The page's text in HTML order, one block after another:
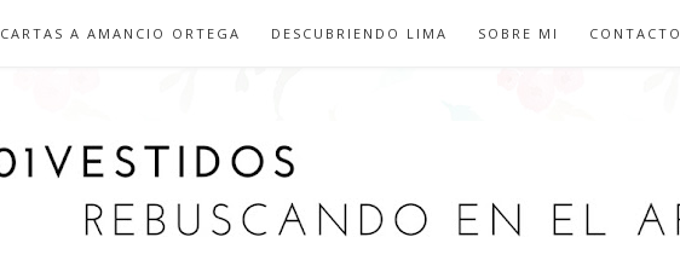
CARTAS A AMANCIO ORTEGA DESCUBRIENDO LIMA SOBRE MI CONTACTO